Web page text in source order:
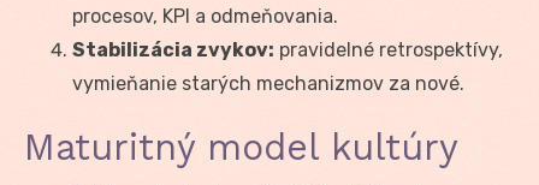
procesov, KPI a odmeňovania.
Stabilizácia zvykov: pravidelné retrospektívy,
vymieňanie starých mechanizmov za nové.
Maturitný model kultúry